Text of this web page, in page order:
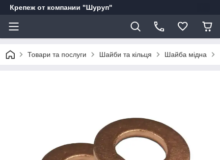
Крепеж от компании "Шуруп"
Товари та послуги Шайби та кільця Шайба мідна